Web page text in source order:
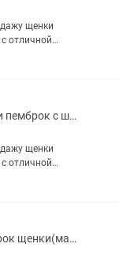
щенки
отличной
и
щенков
Щенки с
щенки вельш корги пемброк с шикарной родословной
щенки
отличной
и
щенков
Щенки с
Вельш корги пемброк щенки(мальчики) с родословной